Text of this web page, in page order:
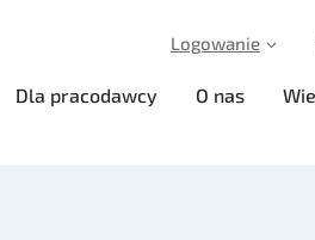
Logowanie
Dla pracodawcy O nas